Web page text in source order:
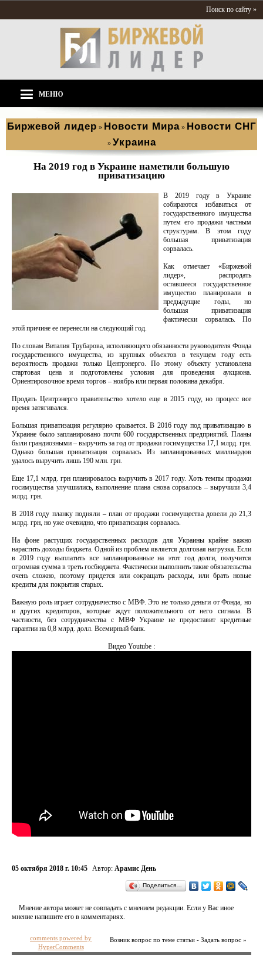
Поиск по сайту »
МЕНЮ
Биржевой лидер » Новости Мира » Новости СНГ
» Украина
На 2019 год в Украине наметили большую
приватизацию
В 2019 году в Украине
собираются избавиться от
государственного имущества
путем его продажи частным
структурам. В этом году
большая приватизация
сорвалась.
Как отмечает «Биржевой
лидер», распродать
оставшееся государственное
имущество планировали в
предыдущие годы, но
большая приватизация
фактически сорвалась. По
этой причине ее перенесли на следующий год.
По словам Виталия Трубарова, исполняющего обязанности руководителя Фонда
государственного имущества, из крупных объектов в текущем году есть
вероятность продажи только Центрэнерго. По этому объекту установлена
стартовая цена и подготовлены условия для проведения аукциона.
Ориентировочное время торгов – ноябрь или первая половина декабря.
Продать Центрэнерго правительство хотело еще в 2015 году, но процесс все
время затягивался.
Большая приватизация регулярно срывается. В 2016 году под приватизацию в
Украине было запланировано почти 600 государственных предприятий. Планы
были грандиозными – выручить за год от продажи госимущества 17,1 млрд. грн.
Однако большая приватизация сорвалась. Из запланированных миллиардов
удалось выручить лишь 190 млн. грн.
Еще 17,1 млрд. грн планировалось выручить в 2017 году. Хоть темпы продажи
госимущества улучшились, выполнение плана снова сорвалось – выручили 3,4
млрд. грн.
В 2018 году планку подняли – план от продажи госимущества довели до 21,3
млрд. грн, но уже очевидно, что приватизация сорвалась.
На фоне растущих государственных расходов для Украины крайне важно
нарастить доходы бюджета. Одной из проблем является долговая нагрузка. Если
в 2019 году выплатить все запланированные на этот год долги, получится
огромная сумма в треть госбюджета. Фактически выполнить такие обязательства
очень сложно, поэтому придется или сокращать расходы, или брать новые
кредиты для покрытия старых.
Важную роль играет сотрудничество с МВФ. Это не только деньги от Фонда, но
и других кредиторов, которые ждут положительного от него сигнала. В
частности, без сотрудничества с МВФ Украине не предоставит кредитные
гарантии на 0,8 млрд. долл. Всемирный банк.
Видео Youtube :
05 октября 2018 г. 10:45 Автор: Арамис День
Поделиться…
Мнение автора может не совпадать с мнением редакции. Если у Вас иное
мнение напишите его в комментариях.
Возник вопрос по теме статьи - Задать вопрос »
comments powered by
HyperComments